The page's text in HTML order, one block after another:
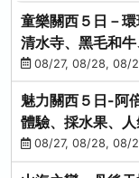
童樂關西５日－環
清水寺、黑毛和
08/27, 08/28, 08/
魅力關西５日-阿
體驗、採水果、
輪、水上巴士
08/27, 08/28, 08/